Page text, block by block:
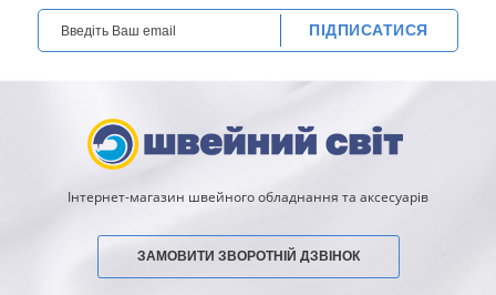
ПІДПИСАТИСЯ
Інтернет-магазин швейного обладнання та аксесуарів
ЗАМОВИТИ ЗВОРОТНІЙ ДЗВІНОК